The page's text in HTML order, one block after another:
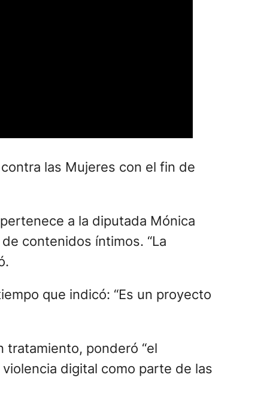
las Mujeres con el fin de
a la diputada Mónica
contenidos íntimos. “La
que indicó: “Es un proyecto
tratamiento, ponderó “el
digital como parte de las